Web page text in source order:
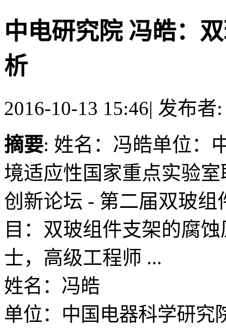
中电研究院 冯皓：
析
2016-10-13 15:46| 发布者
摘要: 姓名：冯皓单位：
境适应性国家重点实验
创新论坛 - 第二届双玻
目：双玻组件支架的腐
士，高级工程师 ...
姓名：冯皓
单位：中国电器科学研究